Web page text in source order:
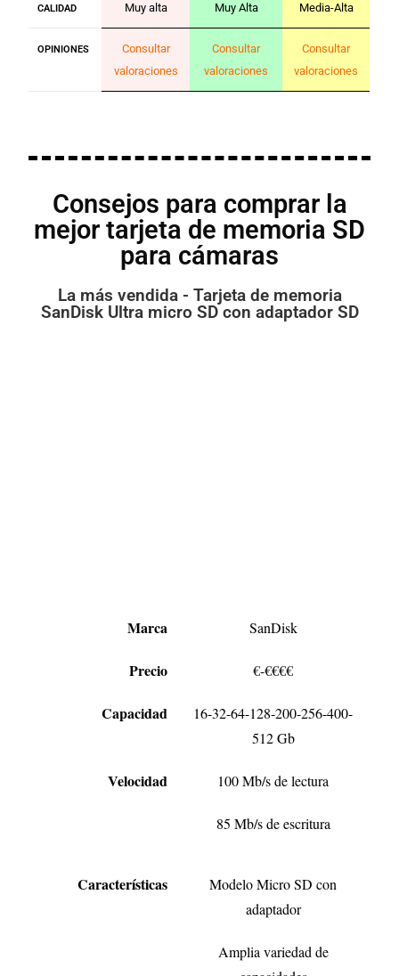
CALIDAD Muy alta Muy Alta Media-Alta
OPINIONES
Consultar
valoraciones
Consultar
valoraciones
Consultar
valoraciones
Consejos para comprar la
mejor tarjeta de memoria SD
para cámaras
La más vendida - Tarjeta de memoria
SanDisk Ultra micro SD con adaptador SD
Marca SanDisk
Precio €-€€€€
Capacidad
16-32-64-128-200-256-400-
512 Gb
Velocidad 100 Mb/s de lectura
85 Mb/s de escritura
Características
Modelo Micro SD con
adaptador
Amplia variedad de